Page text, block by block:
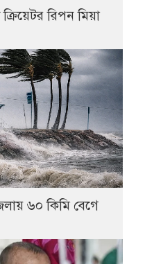
রিপন মিয়া
৬০ কিমি বেগে